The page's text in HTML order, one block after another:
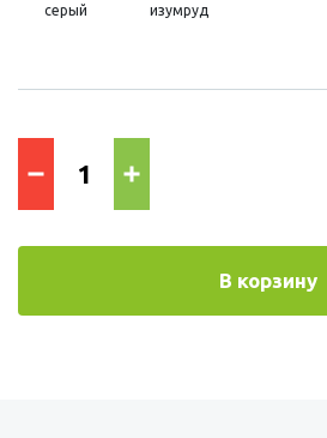
серый
изумруд
В корзину